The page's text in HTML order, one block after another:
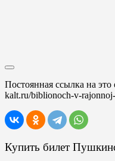
Постоянная ссылка на
kalt.ru/biblionoch-v-
Купить билет